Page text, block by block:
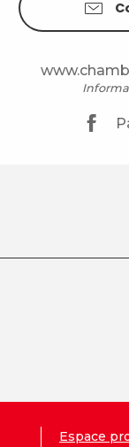
Espace